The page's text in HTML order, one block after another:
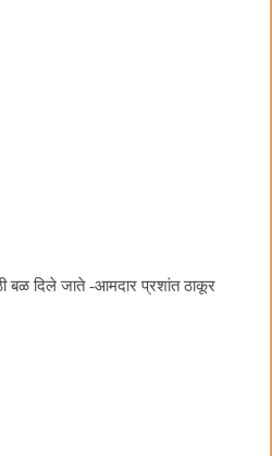
बळ दिले जाते -आमदार प्रशांत ठाकूर